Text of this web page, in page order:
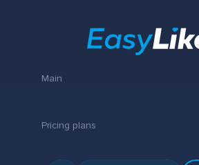
Main
Pricing plans